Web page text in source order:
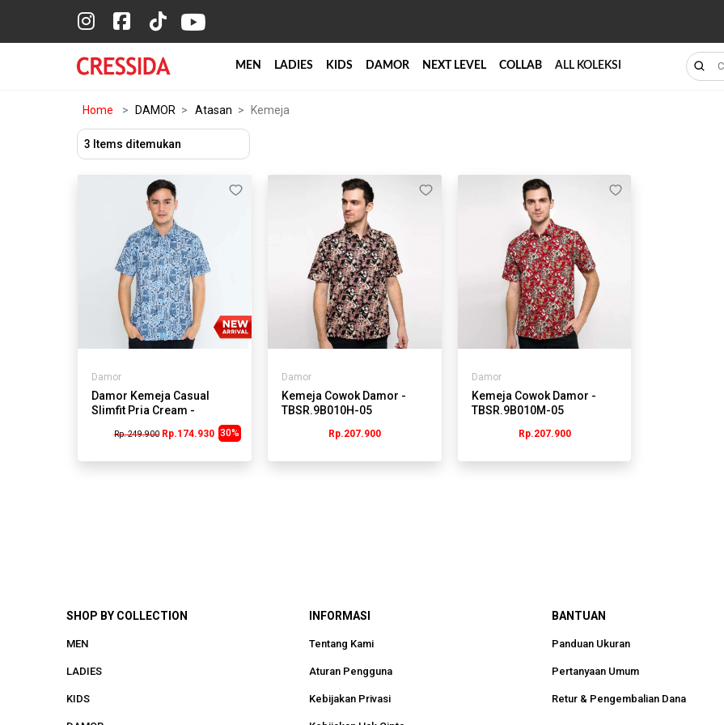
MEN LADIES KIDS DAMOR NEXT LEVEL COLLAB ALL KOLEKSI
Home DAMOR Atasan Kemeja
3 Items ditemukan
Damor
Damor Kemeja Casual
Slimfit Pria Cream -
Rp. 249.900 30%
Rp.174.930
Damor
Kemeja Cowok Damor -
TBSR.9B010H-05
Rp.207.900
Damor
Kemeja Cowok Damor -
TBSR.9B010M-05
Rp.207.900
SHOP BY COLLECTION
MEN
LADIES
KIDS
INFORMASI
Tentang Kami
Aturan Pengguna
Kebijakan Privasi
BANTUAN
Panduan Ukuran
Pertanyaan Umum
Retur & Pengembalian Dana